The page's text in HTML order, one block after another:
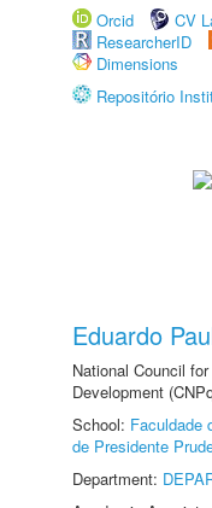
Orcid
CV
ResearcherID
Dimensions
Repositório
Eduardo
National Council
Development
School: Faculdade
de Presidente
Department: